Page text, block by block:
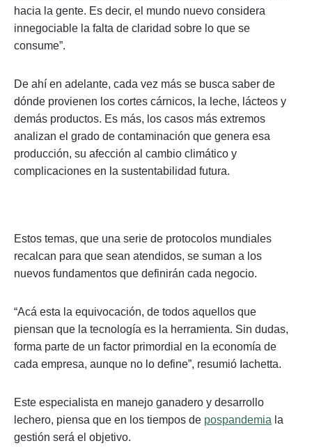
hacia la gente. Es decir, el mundo nuevo considera
innegociable la falta de claridad sobre lo que se
consume”.
De ahí en adelante, cada vez más se busca saber de
dónde provienen los cortes cárnicos, la leche, lácteos y
demás productos. Es más, los casos más extremos
analizan el grado de contaminación que genera esa
producción, su afección al cambio climático y
complicaciones en la sustentabilidad futura.
Estos temas, que una serie de protocolos mundiales
recalcan para que sean atendidos, se suman a los
nuevos fundamentos que definirán cada negocio.
“Acá esta la equivocación, de todos aquellos que
piensan que la tecnología es la herramienta. Sin dudas,
forma parte de un factor primordial en la economía de
cada empresa, aunque no lo define”, resumió Iachetta.
Este especialista en manejo ganadero y desarrollo
lechero, piensa que en los tiempos de pospandemia la
gestión será el objetivo.